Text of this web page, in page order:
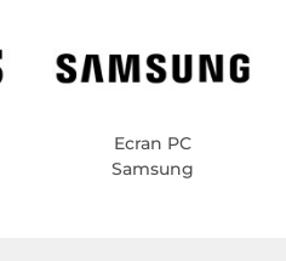
Ecran PC
Samsung